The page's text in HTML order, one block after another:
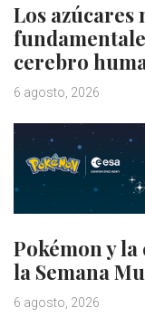
Los azúcares
cerebro
6 agosto, 2026
Pokémon y
la Semana
6 agosto, 2026